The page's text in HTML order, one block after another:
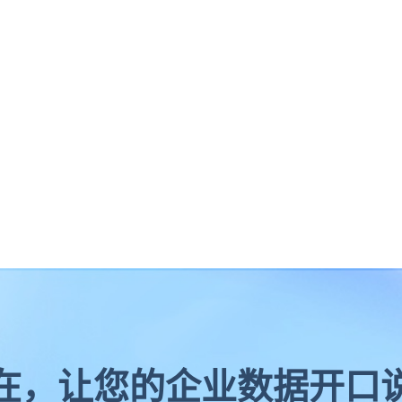
，让您的企业数据开口